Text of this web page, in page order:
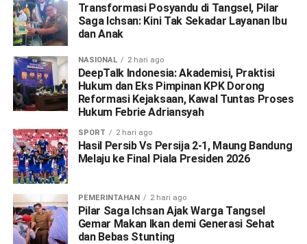
Transformasi Posyandu di Tangsel, Pilar
Saga Ichsan: Kini Tak Sekadar Layanan Ibu
dan Anak
NASIONAL 2 hari ago
DeepTalk Indonesia: Akademisi, Praktisi
Hukum dan Eks Pimpinan KPK Dorong
Reformasi Kejaksaan, Kawal Tuntas Proses
Hukum Febrie Adriansyah
SPORT 2 hari ago
Hasil Persib Vs Persija 2-1, Maung Bandung
Melaju ke Final Piala Presiden 2026
PEMERINTAHAN 2 hari ago
Pilar Saga Ichsan Ajak Warga Tangsel
Gemar Makan Ikan demi Generasi Sehat
dan Bebas Stunting